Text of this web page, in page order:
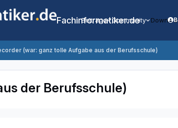
Fachinformatiker.de
Beiträge Community
(war: ganz tolle Aufgabe aus der Berufsschule)
der Berufsschule)